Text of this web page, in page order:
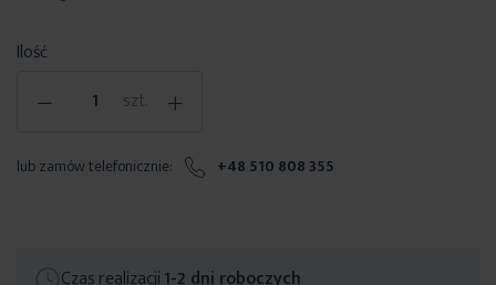
Ilość
- szt. +
lub zamów telefonicznie: +48 510 808 355
Czas realizacji1-2 dni roboczych